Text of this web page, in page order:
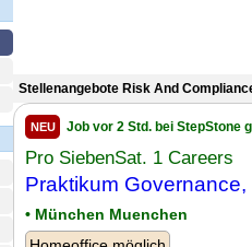
Stellenangebote Risk And
NEU Job vor 2 Std. bei StepStone
Pro SiebenSat. 1 Careers
Praktikum Governance,
• München Muenchen